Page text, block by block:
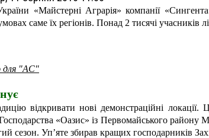
«Майстерні Аграрія» компанії
саме їх регіонів. Понад 2 тисячі учасників
для "АС"
відкривати нові демонстраційні
«Оазис» із Первомайського
сезон. Уп’яте збирав кращих господарників